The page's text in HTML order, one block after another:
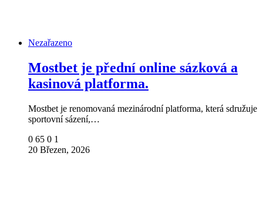
Nezařazeno
Mostbet je přední online sázková a
kasinová platforma.
Mostbet je renomovaná mezinárodní platforma, která sdružuje
sportovní sázení,…
0 65 0 1
20 Březen, 2026